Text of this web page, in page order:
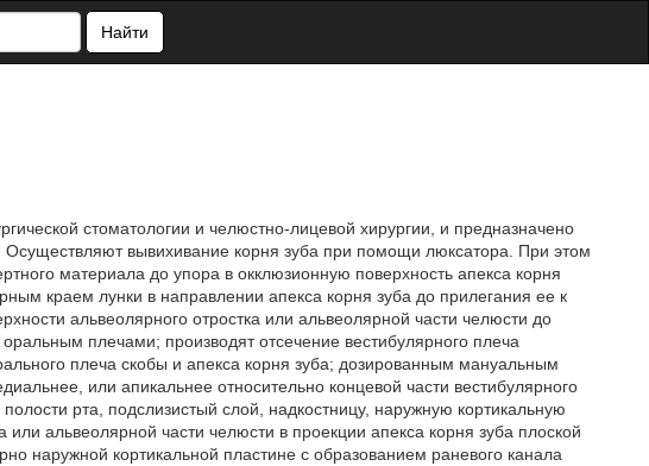
Найти
стоматологии и челюстно-лицевой хирургии, и предназначено
Осуществляют вывихивание корня зуба при помощи люксатора. При этом
материала до упора в окклюзионную поверхность апекса корня
краем лунки в направлении апекса корня зуба до прилегания ее к
альвеолярного отростка или альвеолярной части челюсти до
плечами; производят отсечение вестибулярного плеча
плеча скобы и апекса корня зуба; дозированным мануальным
или апикальнее относительно концевой части вестибулярного
рта, подслизистый слой, надкостницу, наружную кортикальную
или альвеолярной части челюсти в проекции апекса корня зуба плоской
наружной кортикальной пластине с образованием раневого канала